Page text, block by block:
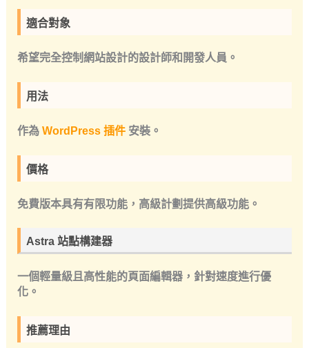
適合對象
希望完全控制網站設計的設計師和開發人員。
用法
作為WordPress 插件安裝。
價格
免費版本具有有限功能，高級計劃提供高級功能。
Astra 站點構建器
一個輕量級且高性能的頁面編輯器，針對速度進行優
化。
推薦理由